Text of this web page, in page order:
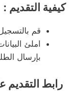
كيفية التقديم :
قم
املئ
بإرسال
رابط التقديم